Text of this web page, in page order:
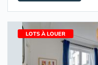
LOTS À LOUER